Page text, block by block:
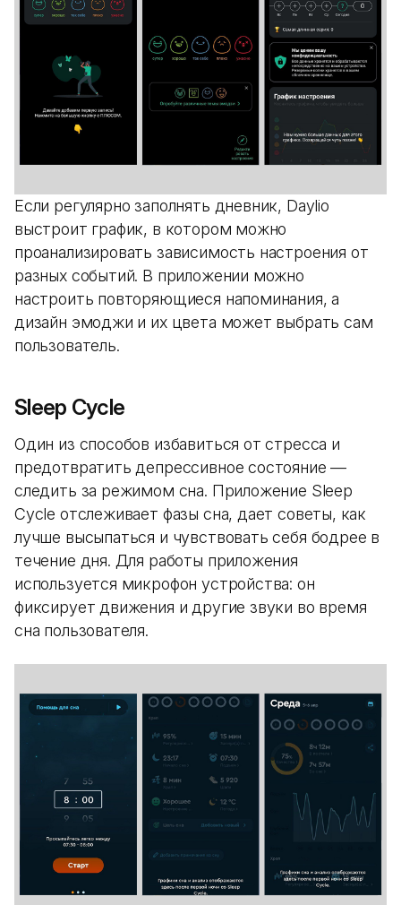
Если регулярно заполнять дневник, Daylio
выстроит график, в котором можно
проанализировать зависимость настроения от
разных событий. В приложении можно
настроить повторяющиеся напоминания, а
дизайн эмоджи и их цвета может выбрать сам
пользователь.
Sleep Cycle
Один из способов избавиться от стресса и
предотвратить депрессивное состояние —
следить за режимом сна. Приложение Sleep
Cycle отслеживает фазы сна, дает советы, как
лучше высыпаться и чувствовать себя бодрее в
течение дня. Для работы приложения
используется микрофон устройства: он
фиксирует движения и другие звуки во время
сна пользователя.